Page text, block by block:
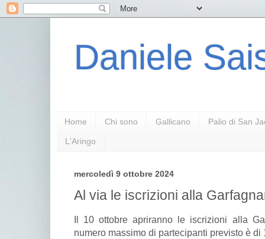
Daniele
Home Chi sono Gallicano Palio di San
L'Aringo
mercoledì 9 ottobre 2024
Al via le iscrizioni alla
Il 10 ottobre apriranno le iscrizioni alla
numero massimo di partecipanti previsto è di